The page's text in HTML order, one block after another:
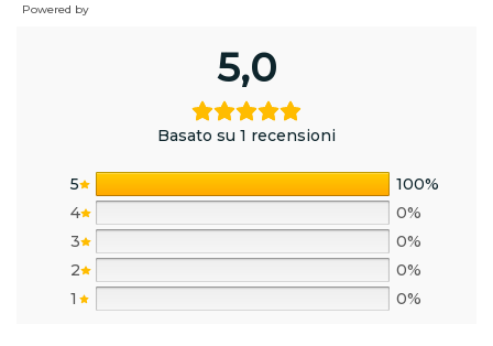
Powered by
5,0
Basato su 1 recensioni
5
100%
4
0%
3
0%
2
0%
1
0%